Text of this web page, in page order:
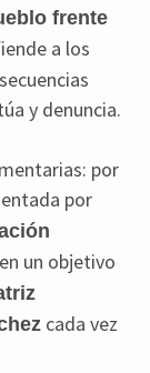
frente
a los
y denuncia.
por
por
un objetivo
cada vez